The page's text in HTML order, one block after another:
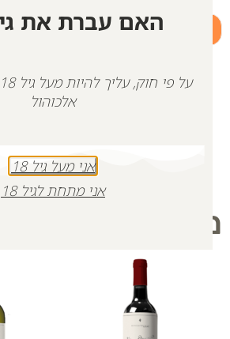
+
מוצרים קשורים
האם עברת את גיל
אלכוהול
אני מעל גיל 18
אני מתחת לגיל 18